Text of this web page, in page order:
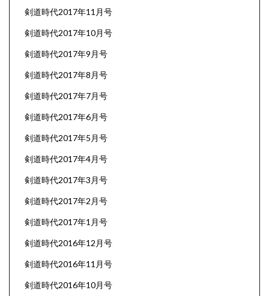
剣道時代2017年11月号
剣道時代2017年10月号
剣道時代2017年9月号
剣道時代2017年8月号
剣道時代2017年7月号
剣道時代2017年6月号
剣道時代2017年5月号
剣道時代2017年4月号
剣道時代2017年3月号
剣道時代2017年2月号
剣道時代2017年1月号
剣道時代2016年12月号
剣道時代2016年11月号
剣道時代2016年10月号